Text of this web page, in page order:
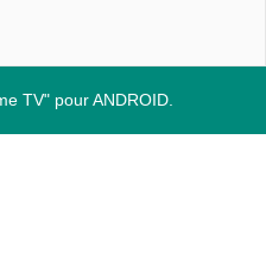
TV" pour ANDROID.